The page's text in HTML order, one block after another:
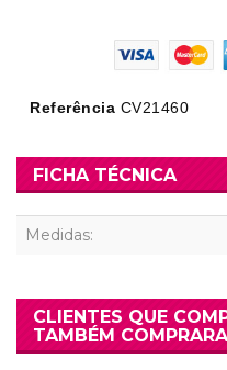
Referência CV21460
FICHA TÉCNICA
Medidas:
CLIENTES QUE
TAMBÉM